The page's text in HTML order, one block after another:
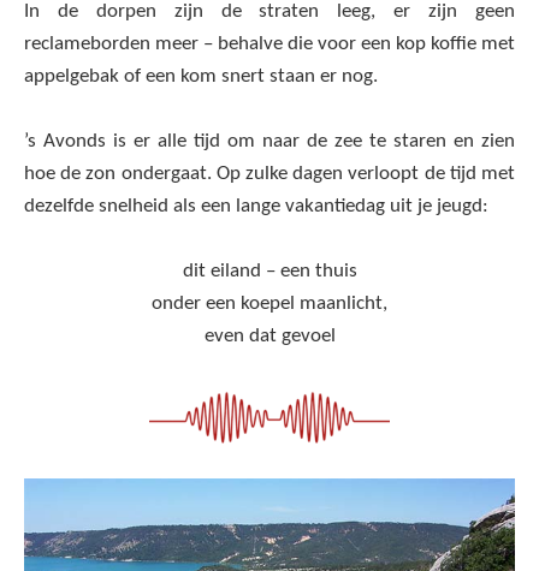
In de dorpen zijn de straten leeg, er zijn geen
reclameborden meer – behalve die voor een kop koffie met
appelgebak of een kom snert staan er nog.
’s Avonds is er alle tijd om naar de zee te staren en zien
hoe de zon ondergaat. Op zulke dagen verloopt de tijd met
dezelfde snelheid als een lange vakantiedag uit je jeugd:
dit eiland – een thuis
onder een koepel maanlicht,
even dat gevoel